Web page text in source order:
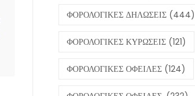
ΦΟΡΟΛΟΓΙΚΕΣ ΔΗΛΩΣΕΙΣ (444)
ΦΟΡΟΛΟΓΙΚΕΣ ΚΥΡΩΣΕΙΣ (121)
ΦΟΡΟΛΟΓΙΚΕΣ ΟΦΕΙΛΕΣ (124)